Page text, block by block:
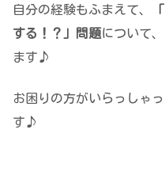
自分の経験もふまえて、
する！？」問題について
ます♪
お困りの方がいらっしゃ
す♪